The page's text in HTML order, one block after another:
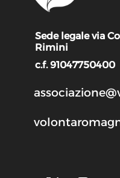
Sede legale via
Rimini
c.f. 91047750400